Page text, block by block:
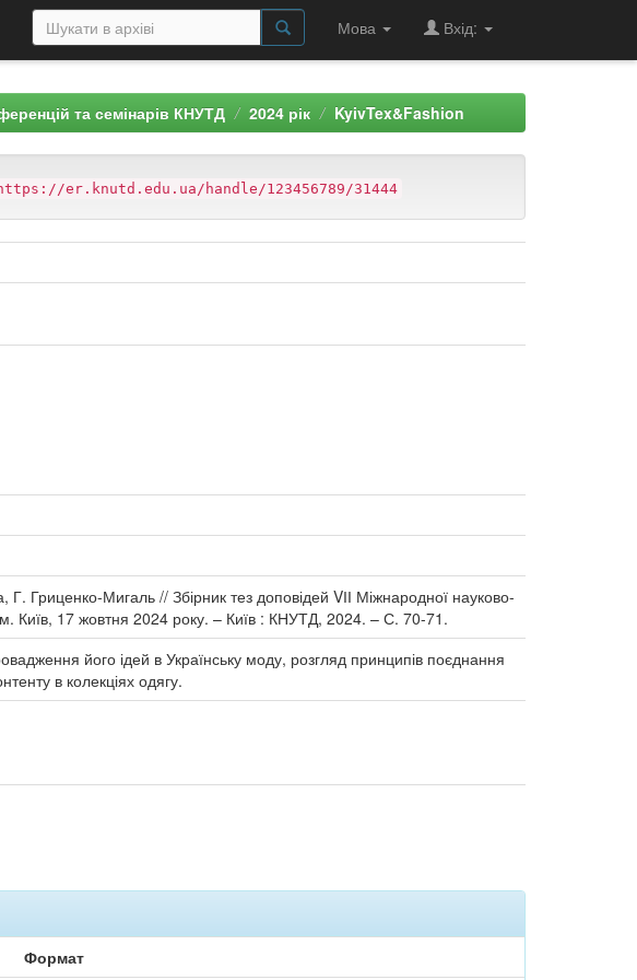
Мова Вхід:
та семінарів КНУТД 2024 рік KyivTex&Fashion
er.knutd.edu.ua/handle/123456789/31444
Гриценко-Мигаль // Збірник тез доповідей VІІ Міжнародної науково-
Київ, 17 жовтня 2024 року. – Київ : КНУТД, 2024. – С. 70-71.
його ідей в Українську моду, розгляд принципів поєднання
в колекціях одягу.
Формат